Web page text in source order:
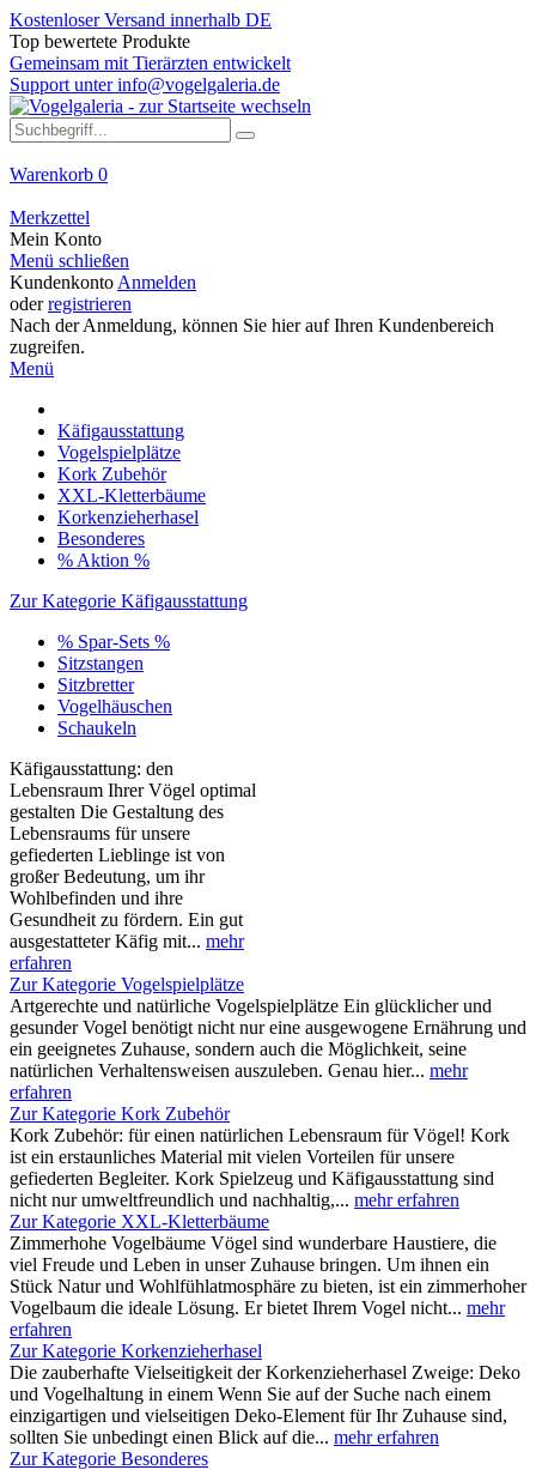
Kostenloser Versand innerhalb DE
Top bewertete Produkte
Gemeinsam mit Tierärzten entwickelt
Support unter info@vogelgaleria.de
Warenkorb 0
Merkzettel
Mein Konto
Menü schließen
Kundenkonto Anmelden
oderregistrieren
Nach der Anmeldung, können Sie hier auf Ihren Kundenbereich
zugreifen.
Menü
Käfigausstattung
Vogelspielplätze
Kork Zubehör
XXL-Kletterbäume
Korkenzieherhasel
Besonderes
% Aktion %
Zur Kategorie Käfigausstattung
% Spar-Sets %
Sitzstangen
Sitzbretter
Vogelhäuschen
Schaukeln
Käfigausstattung: den
Lebensraum Ihrer Vögel optimal
gestalten Die Gestaltung des
Lebensraums für unsere
gefiederten Lieblinge ist von
großer Bedeutung, um ihr
Wohlbefinden und ihre
Gesundheit zu fördern. Ein gut
ausgestatteter Käfig mit... mehr
erfahren
Zur Kategorie Vogelspielplätze
Artgerechte und natürliche Vogelspielplätze Ein glücklicher und
gesunder Vogel benötigt nicht nur eine ausgewogene Ernährung und
ein geeignetes Zuhause, sondern auch die Möglichkeit, seine
natürlichen Verhaltensweisen auszuleben. Genau hier... mehr
erfahren
Zur Kategorie Kork Zubehör
Kork Zubehör: für einen natürlichen Lebensraum für Vögel! Kork
ist ein erstaunliches Material mit vielen Vorteilen für unsere
gefiederten Begleiter. Kork Spielzeug und Käfigausstattung sind
nicht nur umweltfreundlich und nachhaltig,... mehr erfahren
Zur Kategorie XXL-Kletterbäume
Zimmerhohe Vogelbäume Vögel sind wunderbare Haustiere, die
viel Freude und Leben in unser Zuhause bringen. Um ihnen ein
Stück Natur und Wohlfühlatmosphäre zu bieten, ist ein zimmerhoher
Vogelbaum die ideale Lösung. Er bietet Ihrem Vogel nicht... mehr
erfahren
Zur Kategorie Korkenzieherhasel
Die zauberhafte Vielseitigkeit der Korkenzieherhasel Zweige: Deko
und Vogelhaltung in einem Wenn Sie auf der Suche nach einem
einzigartigen und vielseitigen Deko-Element für Ihr Zuhause sind,
sollten Sie unbedingt einen Blick auf die... mehr erfahren
Zur Kategorie Besonderes